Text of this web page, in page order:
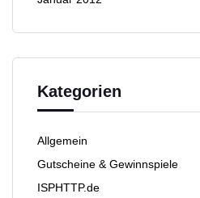
Kategorien
Allgemein
Gutscheine & Gewinnspiele
ISPHTTP.de